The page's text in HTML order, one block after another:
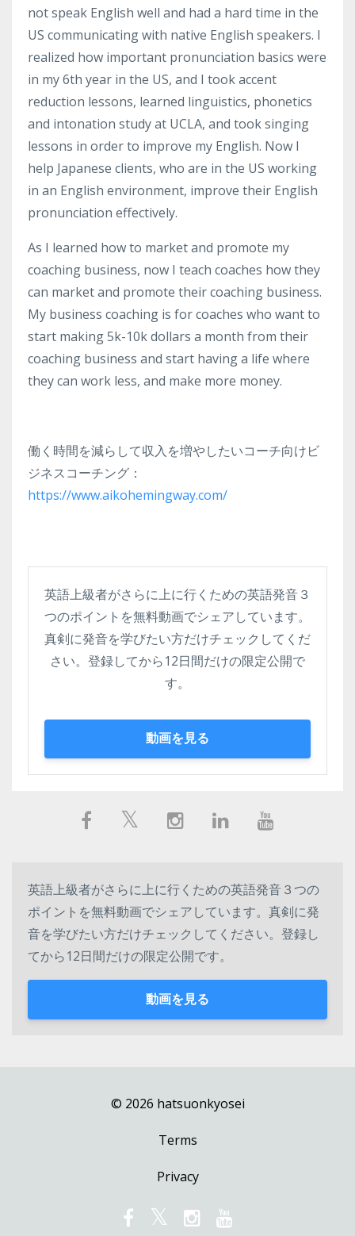
not speak English well and had a hard time in the
US communicating with native English speakers. I
realized how important pronunciation basics were
in my 6th year in the US, and I took accent
reduction lessons, learned linguistics, phonetics
and intonation study at UCLA, and took singing
lessons in order to improve my English. Now I
help Japanese clients, who are in the US working
in an English environment, improve their English
pronunciation effectively.
As I learned how to market and promote my
coaching business, now I teach coaches how they
can market and promote their coaching business.
My business coaching is for coaches who want to
start making 5k-10k dollars a month from their
coaching business and start having a life where
they can work less, and make more money.
働く時間を減らして収入を増やしたいコーチ向けビ
ジネスコーチング：
https://www.aikohemingway.com/
英語上級者がさらに上に行くための英語発音３
つのポイントを無料動画でシェアしています。
真剣に発音を学びたい方だけチェックしてくだ
さい。登録してから12日間だけの限定公開で
す。
動画を見る
英語上級者がさらに上に行くための英語発音３つの
ポイントを無料動画でシェアしています。真剣に発
音を学びたい方だけチェックしてください。登録し
てから12日間だけの限定公開です。
動画を見る
© 2026 hatsuonkyosei
Terms
Privacy